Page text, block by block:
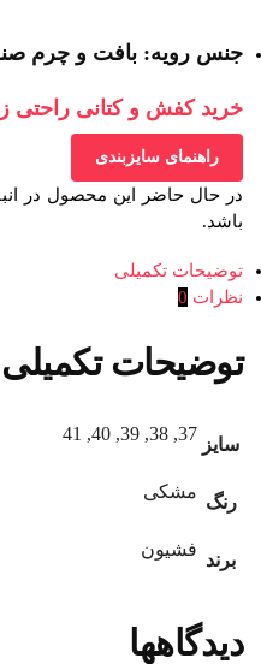
جنس رویه: بافت و چرم
خرید کفش و کتانی راحتی
راهنمای سایزبندی
در حال حاضر این محصول در
باشد.
توضیحات تکمیلی
نظرات 0
توضیحات تکمیلی
سایز
37, 38, 39, 40, 41
رنگ
مشکی
برند
فشیون
دیدگاهها